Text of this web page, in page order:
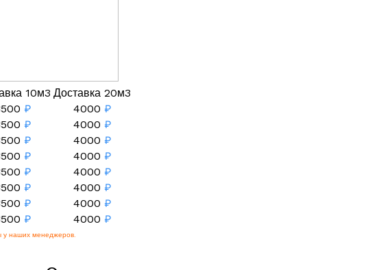
10м3 Доставка 20м3
₽ 4000 ₽
₽ 4000 ₽
₽ 4000 ₽
₽ 4000 ₽
₽ 4000 ₽
₽ 4000 ₽
₽ 4000 ₽
₽ 4000 ₽
у наших менеджеров.